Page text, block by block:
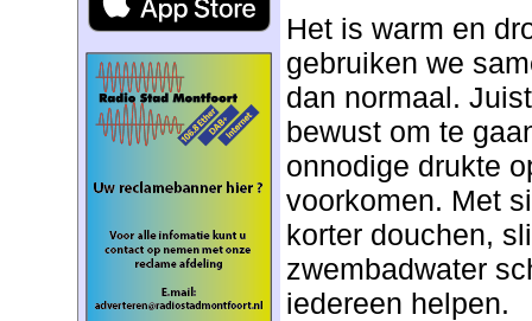
Het is warm en
gebruiken we
dan normaal.
bewust om te
onnodige drukte
voorkomen. Met
korter douchen,
zwembadwater
iedereen helpen.